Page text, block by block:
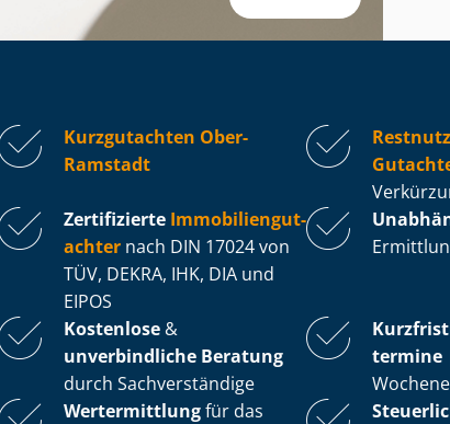
Kurzgutachten Ober-
Ramstadt
Zertifizierte Im­mo­bi­li­en­gut­
ach­ter nach DIN 17024 von
TÜV, DEKRA, IHK, DIA und
EIPOS
Kostenlose &
unverbindliche Beratung
durch Sachverständige
ter­mi­ne
Wertermittlungfür das